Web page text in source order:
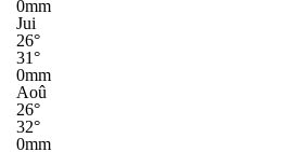
0mm
Jui
26°
31°
0mm
Aoû
26°
32°
0mm